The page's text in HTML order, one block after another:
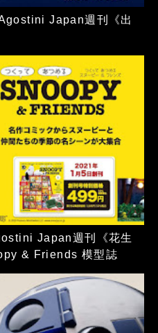
Japan週刊《出
Japan週刊《花生
& Friends 模型誌